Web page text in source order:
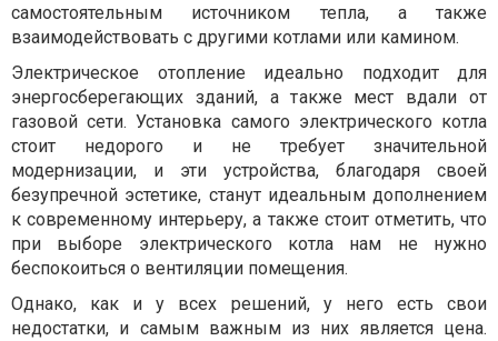
самостоятельным источником тепла, а также
взаимодействовать с другими котлами или камином.
Электрическое отопление идеально подходит для
энергосберегающих зданий, а также мест вдали от
газовой сети. Установка самого электрического котла
стоит недорого и не требует значительной
модернизации, и эти устройства, благодаря своей
безупречной эстетике, станут идеальным дополнением
к современному интерьеру, а также стоит отметить, что
при выборе электрического котла нам не нужно
беспокоиться о вентиляции помещения.
Однако, как и у всех решений, у него есть свои
недостатки, и самым важным из них является цена.